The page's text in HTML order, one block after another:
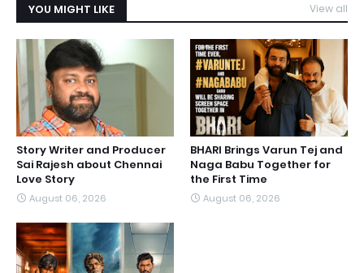
YOU MIGHT LIKE View all
Story Writer and Producer
Sai Rajesh about Chennai
Love Story
August 06, 2026
BHARI Brings Varun Tej and
Naga Babu Together for
the First Time
August 06, 2026